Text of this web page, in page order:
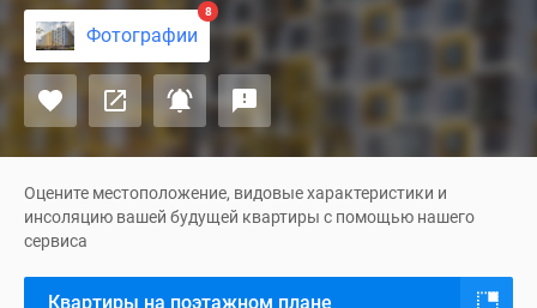
Ломоносовском
районе
Ленинградской
области.
Это
проект
комфорт-
класса,
который
позиционируется
Фотографии
8
Оцените местоположение, видовые характеристики и
инсоляцию вашей будущей квартиры с помощью нашего
сервиса
Квартиры на поэтажном плане